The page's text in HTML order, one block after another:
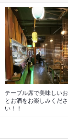
テーブル席で美味しい
とお酒をお楽しみくださ
い！！